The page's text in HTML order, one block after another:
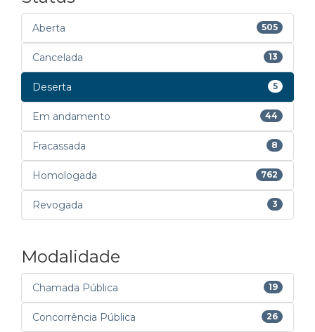
Aberta 505
Cancelada 13
Deserta 5
Em andamento 44
Fracassada 8
Homologada 762
Revogada 3
Modalidade
Chamada Pública 19
Concorrência Pública 26